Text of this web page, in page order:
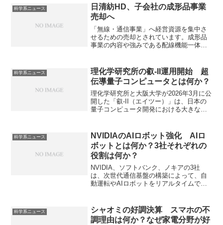
や企業価値高騰の理由は何か知ることが
できます。
科学系ニュース
日清紡HD、子会社の成形品事業
売却へ
「無線・通信事業」へ経営資源を集中さ
せるための売却とされています。成形品
事業の内容や強みである配線機能一体型
科学系ニュース
理化学研究所の叡-II運用開始 超
伝導量子コンピュータとは何か？
理化学研究所と大阪大学が2026年3月に公
開した「叡-II（エイツー）」は、日本の
量子コンピュータ開発における大きな転
ことができます。
科学系ニュース
NVIDIAのAIロボット強化 AIロ
ボットとは何か？3社それぞれの
役割は何か？
NVIDIA、ソフトバンク、ノキアの3社
は、次世代通信基盤の構築によって、自
動運転やAIロボットをリアルタイムで遠
入れる理由を知ることができます。
科学系ニュース
シャオミの好調決算 スマホの不
調理由は何か？なぜ家電分野が好